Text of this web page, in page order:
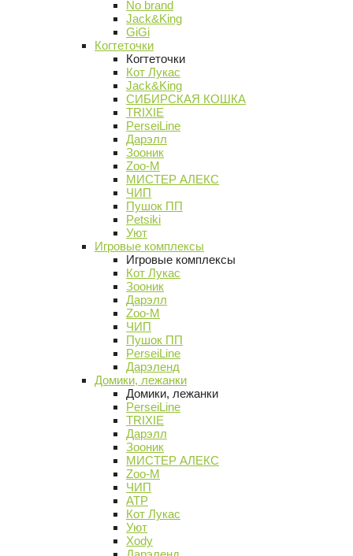
No brand
Jack&King
GiGi
Когтеточки
Когтеточки
Кот Лукас
Jack&King
СИБИРСКАЯ КОШКА
TRIXIE
PerseiLine
Дарэлл
Зооник
Zoo-M
МИСТЕР АЛЕКС
ЧИП
Пушок ПП
Petsiki
Уют
Игровые комплексы
Игровые комплексы
Кот Лукас
Зооник
Дарэлл
Zoo-M
ЧИП
Пушок ПП
PerseiLine
Дарэленд
Домики, лежанки
Домики, лежанки
PerseiLine
TRIXIE
Дарэлл
Зооник
МИСТЕР АЛЕКС
Zoo-M
ЧИП
АТР
Кот Лукас
Уют
Xody